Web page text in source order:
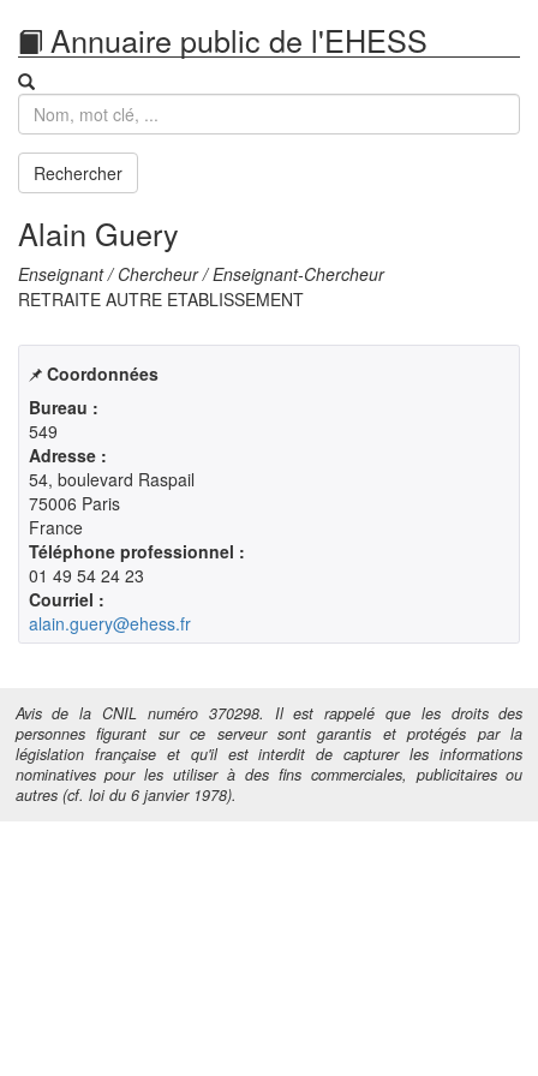
Annuaire public de l'EHESS
Recherche
Rechercher
Alain Guery
Enseignant / Chercheur / Enseignant-Chercheur
RETRAITE AUTRE ETABLISSEMENT
Coordonnées
Bureau :
549
Adresse :
54, boulevard Raspail
75006 Paris
France
Téléphone professionnel :
01 49 54 24 23
Courriel :
alain.guery@ehess.fr
Avis de la CNIL numéro 370298. Il est rappelé que les droits des
personnes figurant sur ce serveur sont garantis et protégés par la
législation française et qu'il est interdit de capturer les informations
nominatives pour les utiliser à des fins commerciales, publicitaires ou
autres (cf. loi du 6 janvier 1978).